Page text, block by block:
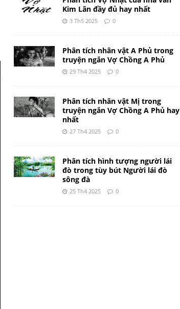
Kim Lân đầy đủ hay nhất
3 Th5 2025 0
Phân tích nhân vật A Phủ trong
truyện ngắn Vợ Chồng A Phủ
29 Th4 2025 0
Phân tích nhân vật Mị trong
truyện ngắn Vợ Chồng A Phủ hay
nhất
27 Th4 2025 0
Phân tích hình tượng người lái
đò trong tùy bút Người lái đò
sông đà
25 Th4 2025 0